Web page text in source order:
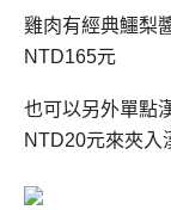
雞肉有經典鱷梨
NTD165元
也可以另外單點
NTD20元來夾入